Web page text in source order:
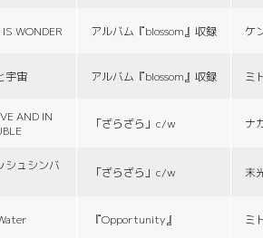
IS WONDER アルバム『blossom』収録 ケ
宇宙 アルバム『blossom』収録 ミ
AND IN
「ざらざら」c/w ナ
シュシンバ
「ざらざら」c/w 末
『Opportunity』 ミ